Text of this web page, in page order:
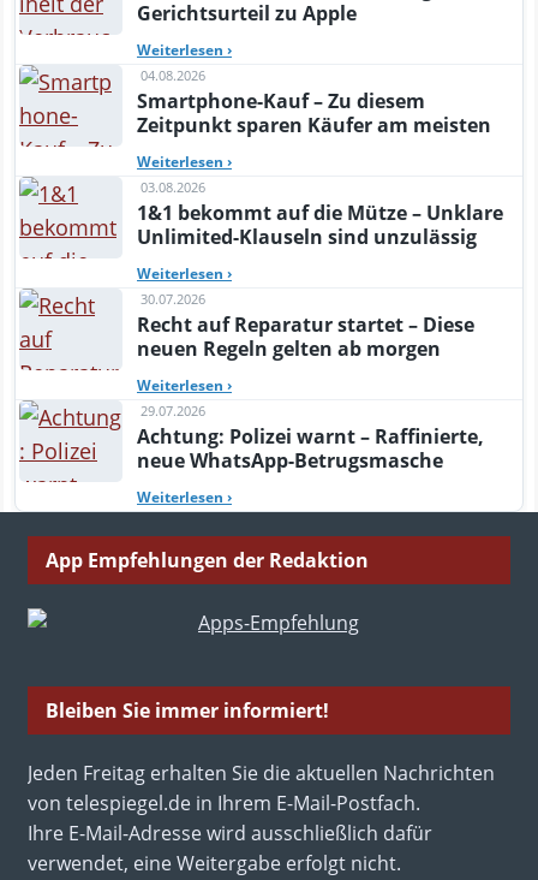
Gerichtsurteil zu Apple
Weiterlesen ›
04.08.2026
Smartphone-Kauf – Zu diesem
Zeitpunkt sparen Käufer am meisten
Weiterlesen ›
03.08.2026
1&1 bekommt auf die Mütze – Unklare
Unlimited-Klauseln sind unzulässig
Weiterlesen ›
30.07.2026
Recht auf Reparatur startet – Diese
neuen Regeln gelten ab morgen
Weiterlesen ›
29.07.2026
Achtung: Polizei warnt – Raffinierte,
neue WhatsApp-Betrugsmasche
Weiterlesen ›
App Empfehlungen der Redaktion
Bleiben Sie immer informiert!
Jeden Freitag erhalten Sie die aktuellen Nachrichten
von telespiegel.de in Ihrem E-Mail-Postfach.
Ihre E-Mail-Adresse wird ausschließlich dafür
verwendet, eine Weitergabe erfolgt nicht.